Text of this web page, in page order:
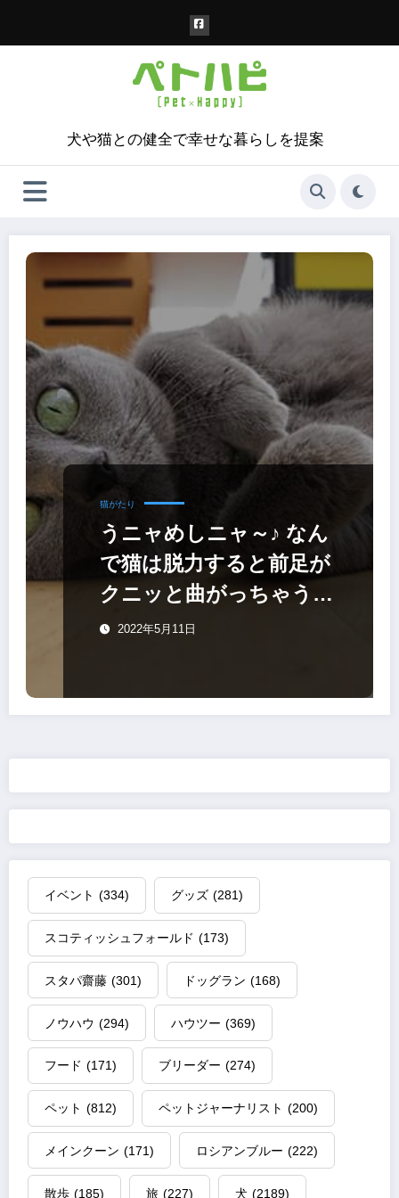
犬や猫との健全で幸せな暮らしを提案
猫がたり
うニャめしニャ～♪ なん
で猫は脱力すると前足が
クニッと曲がっちゃう
の？
2022年5月11日
イベント (334) グッズ (281)
スコティッシュフォールド (173)
スタパ齋藤 (301) ドッグラン (168)
ノウハウ (294) ハウツー (369)
フード (171) ブリーダー (274)
ペット (812) ペットジャーナリスト (200)
メインクーン (171) ロシアンブルー (222)
散歩 (185) 旅 (227) 犬 (2189)